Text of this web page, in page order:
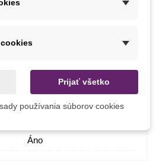
V exteriéri
V interiéri
Áno
Prijať všetko
používania súborov cookies